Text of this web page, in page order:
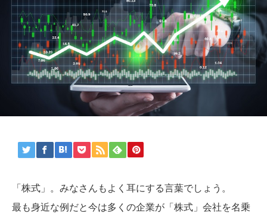
「株式」。みなさんもよく耳にする言葉でしょう。
最も身近な例だと今は多くの企業が「株式」会社を名乗